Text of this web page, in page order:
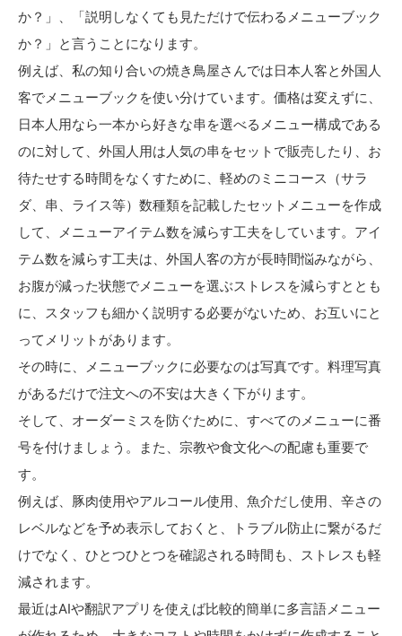
か？」、「説明しなくても見ただけで伝わるメニューブック
か？」と言うことになります。
例えば、私の知り合いの焼き鳥屋さんでは日本人客と外国人
客でメニューブックを使い分けています。価格は変えずに、
日本人用なら一本から好きな串を選べるメニュー構成である
のに対して、外国人用は人気の串をセットで販売したり、お
待たせする時間をなくすために、軽めのミニコース（サラ
ダ、串、ライス等）数種類を記載したセットメニューを作成
して、メニューアイテム数を減らす工夫をしています。アイ
テム数を減らす工夫は、外国人客の方が長時間悩みながら、
お腹が減った状態でメニューを選ぶストレスを減らすととも
に、スタッフも細かく説明する必要がないため、お互いにと
ってメリットがあります。
その時に、メニューブックに必要なのは写真です。料理写真
があるだけで注文への不安は大きく下がります。
そして、オーダーミスを防ぐために、すべてのメニューに番
号を付けましょう。また、宗教や食文化への配慮も重要で
す。
例えば、豚肉使用やアルコール使用、魚介だし使用、辛さの
レベルなどを予め表示しておくと、トラブル防止に繋がるだ
けでなく、ひとつひとつを確認される時間も、ストレスも軽
減されます。
最近はAIや翻訳アプリを使えば比較的簡単に多言語メニュー